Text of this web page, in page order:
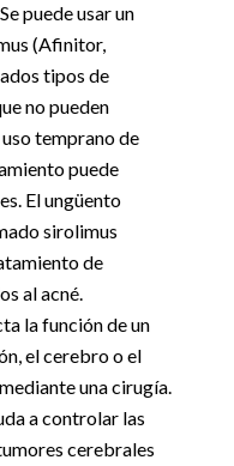
puede usar un
(Afinitor,
tipos de
no pueden
temprano de
puede
El ungüento
sirolimus
de
al acné.
la función de un
el cerebro o el
una cirugía.
a controlar las
cerebrales